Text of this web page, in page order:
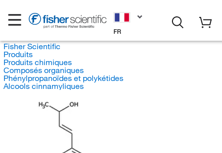
FR
Fisher Scientific
Produits
Produits chimiques
Composés organiques
Phénylpropanoïdes et polykétides
Alcools cinnamyliques